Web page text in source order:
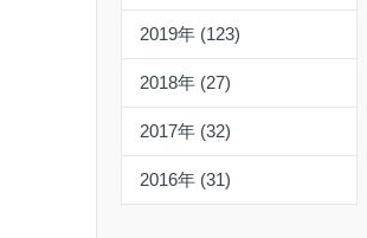
2019年 (123)
2018年 (27)
2017年 (32)
2016年 (31)